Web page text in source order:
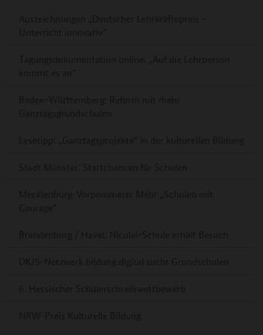
Auszeichnungen „Deutscher Lehrkräftepreis –
Unterricht innovativ“
Tagungsdokumentation online: „Auf die Lehrperson
kommt es an“
Baden-Württemberg: Reform mit mehr
Ganztagsgrundschulen
Lesetipp: „Ganztagsprojekte“ in der kulturellen Bildung
Stadt Münster: Startchancen für Schulen
Mecklenburg-Vorpommern: Mehr „Schulen mit
Courage“
Brandenburg / Havel: Nicolai-Schule erhält Besuch
DKJS-Netzwerk bildung.digital sucht Grundschulen
6. Hessischer Schülerschreibwettbewerb
NRW-Preis Kulturelle Bildung